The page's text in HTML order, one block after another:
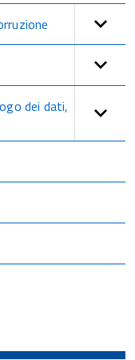
dei dati,